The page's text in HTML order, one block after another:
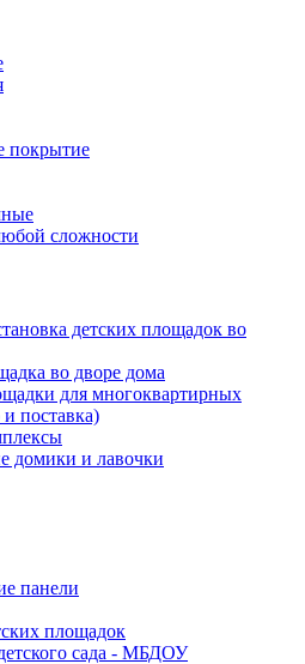
покрытие
сложности
детских площадок во
во дворе дома
для многоквартирных
поставка)
домики и лавочки
панели
площадок
сада - МБДОУ